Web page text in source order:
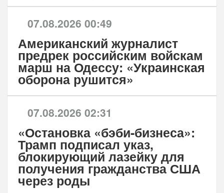
07.08.2026 00:49
Американский журналист
предрек российским войскам
марш на Одессу: «Украинская
оборона рушится»
07.08.2026 02:31
«Остановка «бэби-бизнеса»:
Трамп подписал указ,
блокирующий лазейку для
получения гражданства США
через роды